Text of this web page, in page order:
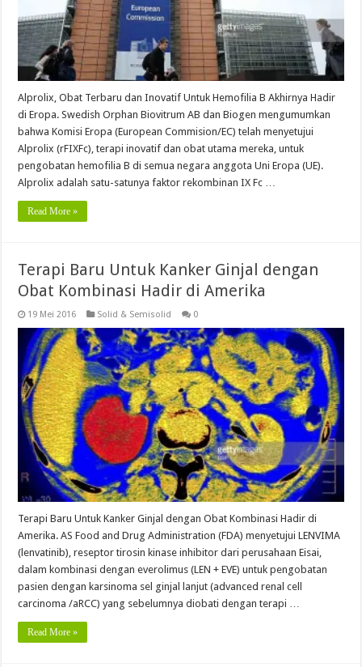
Alprolix, Obat Terbaru dan Inovatif Untuk Hemofilia B Akhirnya Hadir
di Eropa. Swedish Orphan Biovitrum AB dan Biogen mengumumkan
bahwa Komisi Eropa (European Commision/EC) telah menyetujui
Alprolix (rFIXFc), terapi inovatif dan obat utama mereka, untuk
pengobatan hemofilia B di semua negara anggota Uni Eropa (UE).
Alprolix adalah satu-satunya faktor rekombinan IX Fc …
Read More »
Terapi Baru Untuk Kanker Ginjal dengan
Obat Kombinasi Hadir di Amerika
19 Mei 2016 Solid & Semisolid 0
Terapi Baru Untuk Kanker Ginjal dengan Obat Kombinasi Hadir di
Amerika. AS Food and Drug Administration (FDA) menyetujui LENVIMA
(lenvatinib), reseptor tirosin kinase inhibitor dari perusahaan Eisai,
dalam kombinasi dengan everolimus (LEN + EVE) untuk pengobatan
pasien dengan karsinoma sel ginjal lanjut (advanced renal cell
carcinoma /aRCC) yang sebelumnya diobati dengan terapi …
Read More »